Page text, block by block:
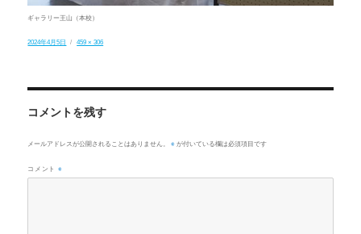
ギャラリー王山（本校）
投
2024年4月5日
フ
459 × 306
コメントを残す
メールアドレスが公開されることはありません。 ※ が付いている欄は必須項目です
コメント ※